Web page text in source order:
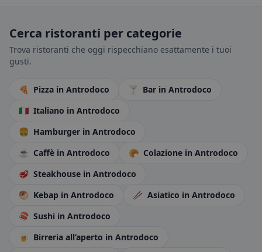
Cerca ristoranti per categorie
Trova ristoranti che oggi rispecchiano esattamente i tuoi
gusti.
🍕 Pizza in Antrodoco 🍸 Bar in Antrodoco
🇮🇹 Italiano in Antrodoco
🍔 Hamburger in Antrodoco
☕ Caffè in Antrodoco 🥐 Colazione in Antrodoco
🥩 Steakhouse in Antrodoco
🥙 Kebap in Antrodoco 🥢 Asiatico in Antrodoco
🍣 Sushi in Antrodoco
🍺 Birreria all’aperto in Antrodoco